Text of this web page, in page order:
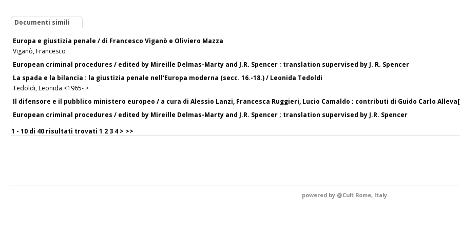
Documenti simili
Europa e giustizia penale / di Francesco Viganò e Oliviero Mazza
Viganò, Francesco
European criminal procedures / edited by Mireille Delmas-Marty and J.R. Spencer ; translation supervised by J. R. Spencer
La spada e la bilancia : la giustizia penale nell'Europa moderna (secc. 16.-18.) / Leonida Tedoldi
Tedoldi, Leonida <1965- >
Il difensore e il pubblico ministero europeo / a cura di Alessio Lanzi, Francesca Ruggieri, Lucio Camaldo ; contributi di Guido Carlo
European criminal procedures / edited by Mireille Delmas-Marty and J.R. Spencer ; translation supervised by J.R. Spencer
1 - 10 di 40 risultati trovati 1 2 3 4 > >>
powered by @Cult Rome, Italy.